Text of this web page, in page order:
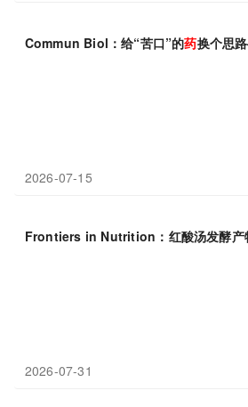
Commun Biol：给“苦口”的药换个思
2026-07-15
Frontiers in Nutrition：红酸汤发酵产
2026-07-31